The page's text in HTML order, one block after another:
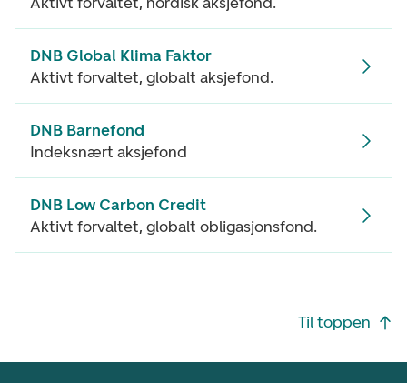
DNB Global Klima Faktor
Aktivt forvaltet, globalt aksjefond.
DNB Barnefond
Indeksnært aksjefond
DNB Low Carbon Credit
Aktivt forvaltet, globalt obligasjonsfond.
Til toppen